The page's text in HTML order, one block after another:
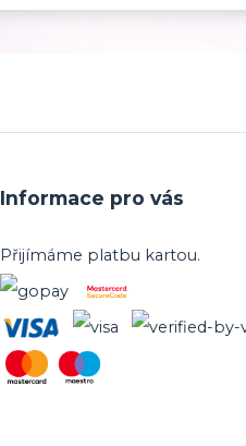
Informace pro vás
Přijímáme platbu kartou.